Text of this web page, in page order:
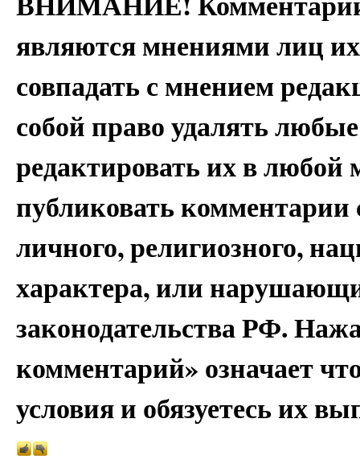
являются мнениями лиц
совпадать с мнением
собой право удалять
редактировать их в
публиковать
личного, религиозного,
характера, или
законодательства РФ.
комментарий» означает
условия и обязуетесь их